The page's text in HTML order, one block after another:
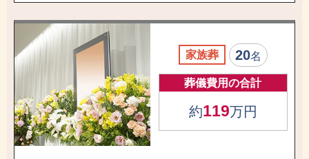
家族葬 20名
葬儀費用の合計
約119万円